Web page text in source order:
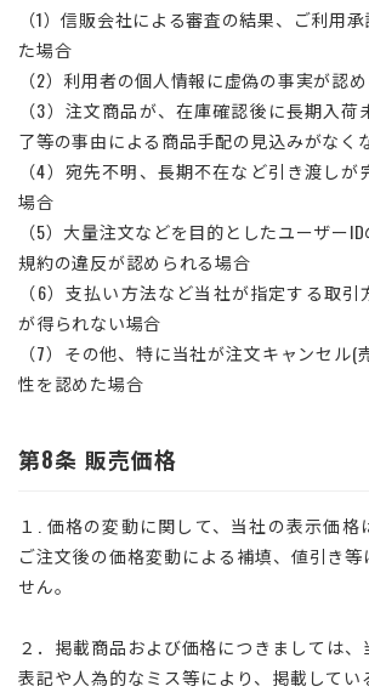
（1）信販会社による審査の結果、ご利用
た場合
（2）利用者の個人情報に虚偽の事実が認
（3）注文商品が、在庫確認後に長期入
了等の事由による商品手配の見込みがなく
（4）宛先不明、長期不在など引き渡し
場合
（5）大量注文などを目的としたユーザー
規約の違反が認められる場合
（6）支払い方法など当社が指定する取
が得られない場合
（7）その他、特に当社が注文キャンセル(
性を認めた場合
第8条 販売価格
１. 価格の変動に関して、当社の表示価格
ご注文後の価格変動による補填、値引き等
せん。
２．掲載商品および価格につきましては
表記や人為的なミス等により、掲載してい